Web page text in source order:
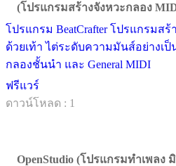
(โปรแกรมสร้างจังหวะกลอง
โปรแกรม BeatCrafter โปรแกรมส
ด้วยเท้า ไต่ระดับความมันส์อย่างเ
กลองชั้นนำ และ General MIDI
ฟรีแวร์
ดาวน์โหลด : 1
OpenStudio (โปรแกรมทำเพลง